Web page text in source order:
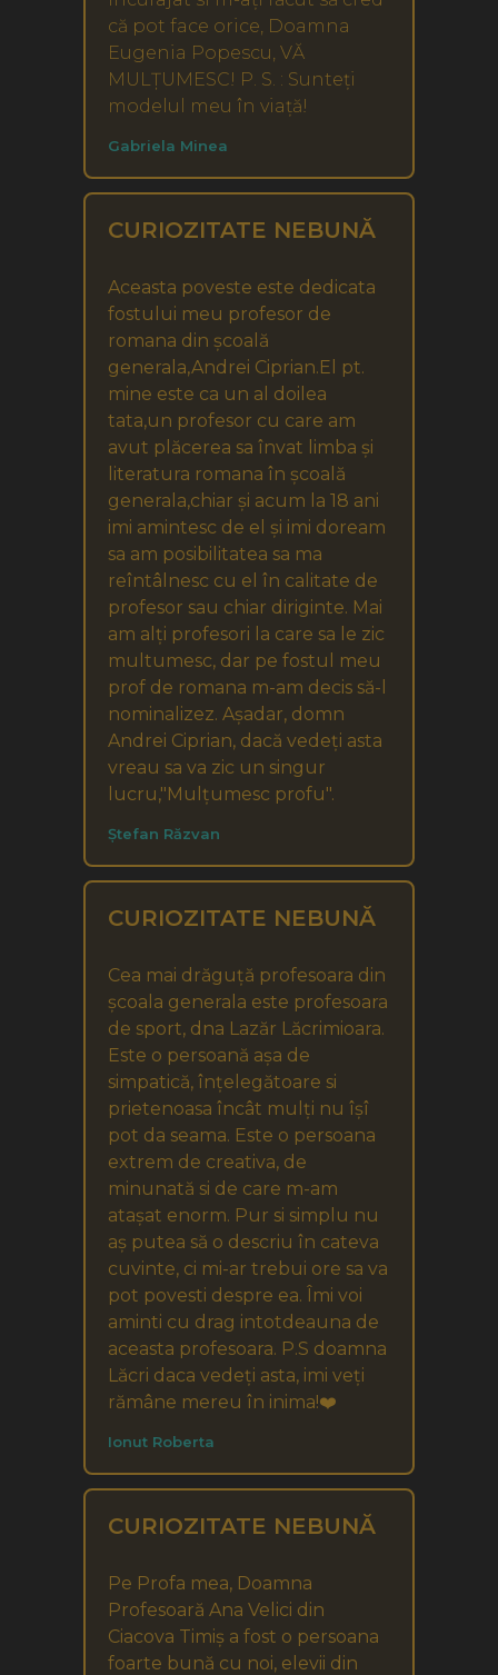
că pot face orice, Doamna
Eugenia Popescu, VĂ
MULȚUMESC! P. S. : Sunteți
modelul meu în viață!
Gabriela Minea
CURIOZITATE NEBUNĂ
Aceasta poveste este dedicata
fostului meu profesor de
romana din școală
generala,Andrei Ciprian.El pt.
mine este ca un al doilea
tata,un profesor cu care am
avut plăcerea sa învat limba și
literatura romana în școală
generala,chiar și acum la 18 ani
imi amintesc de el și imi doream
sa am posibilitatea sa ma
reîntâlnesc cu el în calitate de
profesor sau chiar diriginte. Mai
am alți profesori la care sa le zic
multumesc, dar pe fostul meu
prof de romana m-am decis să-l
nominalizez. Așadar, domn
Andrei Ciprian, dacă vedeți asta
vreau sa va zic un singur
lucru,"Mulțumesc profu".
Ștefan Răzvan
CURIOZITATE NEBUNĂ
Cea mai drăguță profesoara din
școala generala este profesoara
de sport, dna Lazăr Lăcrimioara.
Este o persoană așa de
simpatică, înțelegătoare si
prietenoasa încât mulți nu îșî
pot da seama. Este o persoana
extrem de creativa, de
minunată si de care m-am
atașat enorm. Pur si simplu nu
aș putea să o descriu în cateva
cuvinte, ci mi-ar trebui ore sa va
pot povesti despre ea. Îmi voi
aminti cu drag intotdeauna de
aceasta profesoara. P.S doamna
Lăcri daca vedeți asta, imi veți
rămâne mereu în inima!❤️
Ionut Roberta
CURIOZITATE NEBUNĂ
Pe Profa mea, Doamna
Profesoară Ana Velici din
Ciacova Timiș a fost o persoana
foarte bună cu noi, elevii din